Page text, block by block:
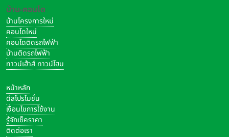
บ้าน-คอนโด
บ้านโครงการใหม่
คอนโดใหม่
คอนโดติดรถไฟฟ้า
บ้านติดรถไฟฟ้า
ทาวน์เฮ้าส์ ทาวน์โฮม
หน้าหลัก
ดีลโปรโมชั่น
เงื่อนไขการใช้งาน
รู้จักเช็คราคา
ติดต่อเรา